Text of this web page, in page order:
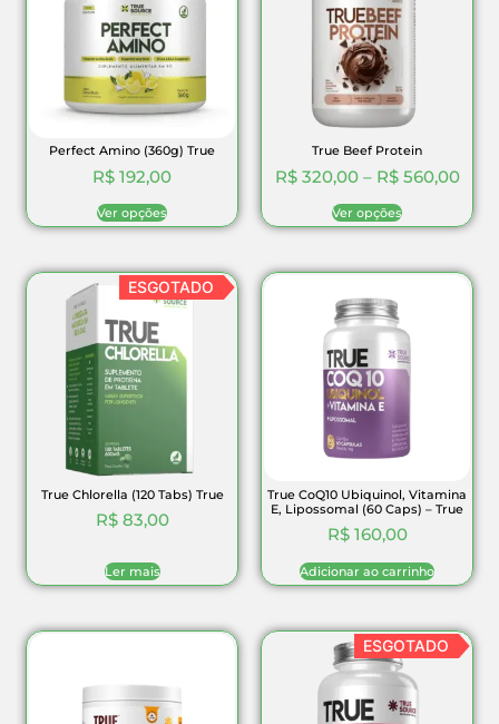
Perfect Amino (360g) True
R$ 192,00
Ver opções
True Beef Protein
R$320,00 – R$560,00
Ver opções
ESGOTADO
True Chlorella (120 Tabs) True
R$83,00
Ler mais
True CoQ10 Ubiquinol, Vitamina
E, Lipossomal (60 Caps) – True
R$160,00
Adicionar ao carrinho
ESGOTADO